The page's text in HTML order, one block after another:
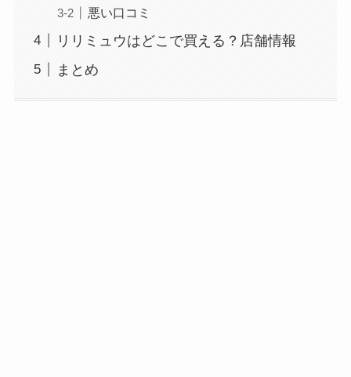
悪い口コミ
リリミュウはどこで買える？店舗情報
まとめ